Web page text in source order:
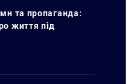
та пропаганда:
життя під